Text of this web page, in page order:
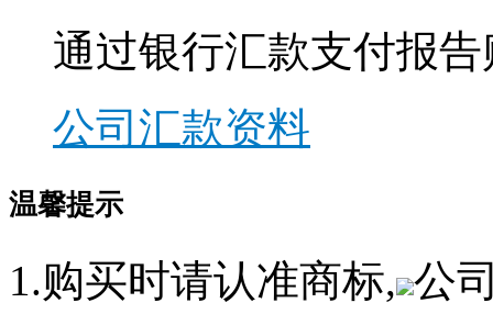
通过银行汇款支付报
公司汇款资料
温馨提示
1.购买时请认准商标, 公